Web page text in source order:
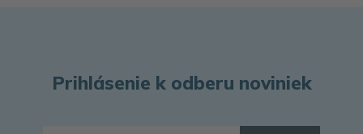
Prihlásenie k odberu noviniek